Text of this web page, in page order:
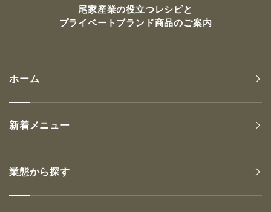
尾家産業の役立つレシピと
プライベートブランド商品のご案内
ホーム
新着メニュー
業態から探す